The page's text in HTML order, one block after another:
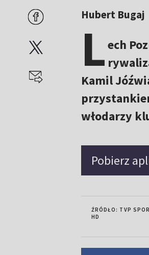
Hubert Bugaj
Lech
Kamil
włodarzy
Pobierz
ŹRÓDŁO: TVP
HD